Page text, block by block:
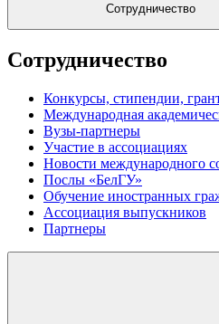
Сотрудничество
Сотрудничество
Конкурсы, стипендии,
Международная
Вузы-партнеры
Участие в ассоциациях
Новости международного
Послы «БелГУ»
Обучение иностранных
Ассоциация выпускников
Партнеры